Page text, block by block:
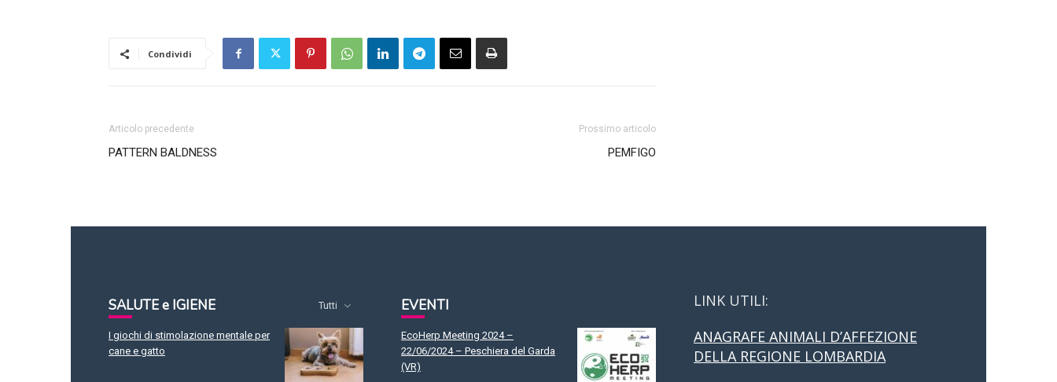
Condividi
Articolo precedente
PATTERN BALDNESS
Prossimo articolo
PEMFIGO
SALUTE e IGIENE Tutti
I giochi di stimolazione mentale per
cane e gatto
EVENTI
EcoHerp Meeting 2024 –
22/06/2024 – Peschiera del Garda
(VR)
LINK UTILI:
ANAGRAFE ANIMALI D’AFFEZIONE
DELLA REGIONE LOMBARDIA